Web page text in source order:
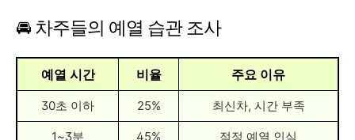
🚘 차주들의 예열 습관 조사
예열 시간 비율 주요 이유
30초 이하 25% 최신차, 시간 부족
1~3분 45% 적정 예열 인식